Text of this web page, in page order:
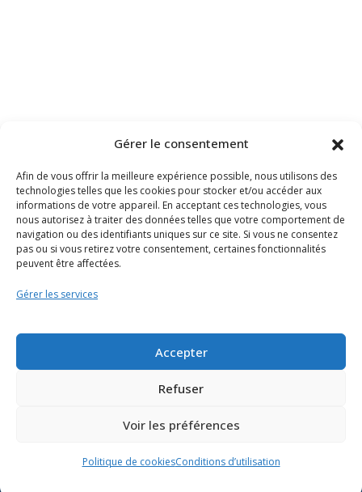
Gérer le consentement
Afin de vous offrir la meilleure expérience possible, nous utilisons des
technologies telles que les cookies pour stocker et/ou accéder aux
informations de votre appareil. En acceptant ces technologies, vous
nous autorisez à traiter des données telles que votre comportement de
navigation ou des identifiants uniques sur ce site. Si vous ne consentez
pas ou si vous retirez votre consentement, certaines fonctionnalités
peuvent être affectées.
Gérer les services
Accepter
Refuser
Voir les préférences
Politique de cookiesConditions d’utilisation
Ressources
ministère de l’Éducation sur